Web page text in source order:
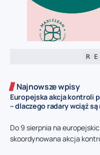
R
Najnowsze wpisy
Europejska akcja kontroli
– dlaczego radary wciąż
Do 9 sierpnia na
skoordynowana akcja